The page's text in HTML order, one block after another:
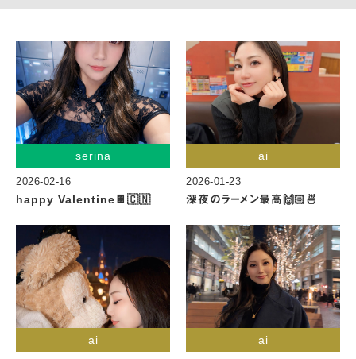
serina
2026-02-16
happy Valentine🍫🇨🇳
ai
2026-01-23
深夜のラーメン最高🙌🏻🍜
ai ai